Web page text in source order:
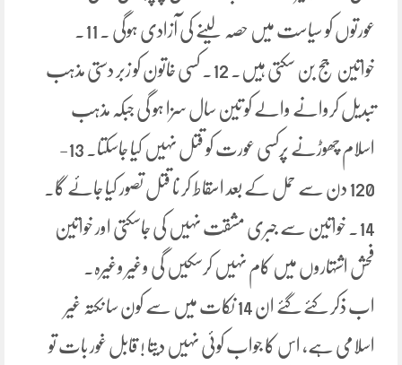
خواتین جج بن سکتی ہیں۔ 12۔ کسی خاتون کو زبر دستی مذہب
تبدیل کروانے والے کو تین سال سزا ہو گی جبکہ مذہب
اسلام چھوڑنے پرکسی عورت کو قتل نہیں کیا جاسکتا۔ 13-
120 دن سے حمل کے بعد اسقاط کر نا قتل تصور کیا جائے گا۔
14۔ خواتین سے جبری مشقت نہیں کی جاسکتی اور خواتین
فحش اشتہاروں میں کام نہیں کرسکیں گی وغیر وغیرہ۔
اب ذکر کئے گئے ان 14 نکات میں سے کون سا نکتہ غیر
اسلامی ہے، اس کا جواب کوئی نہیں دیتا ! قابل غور بات تو